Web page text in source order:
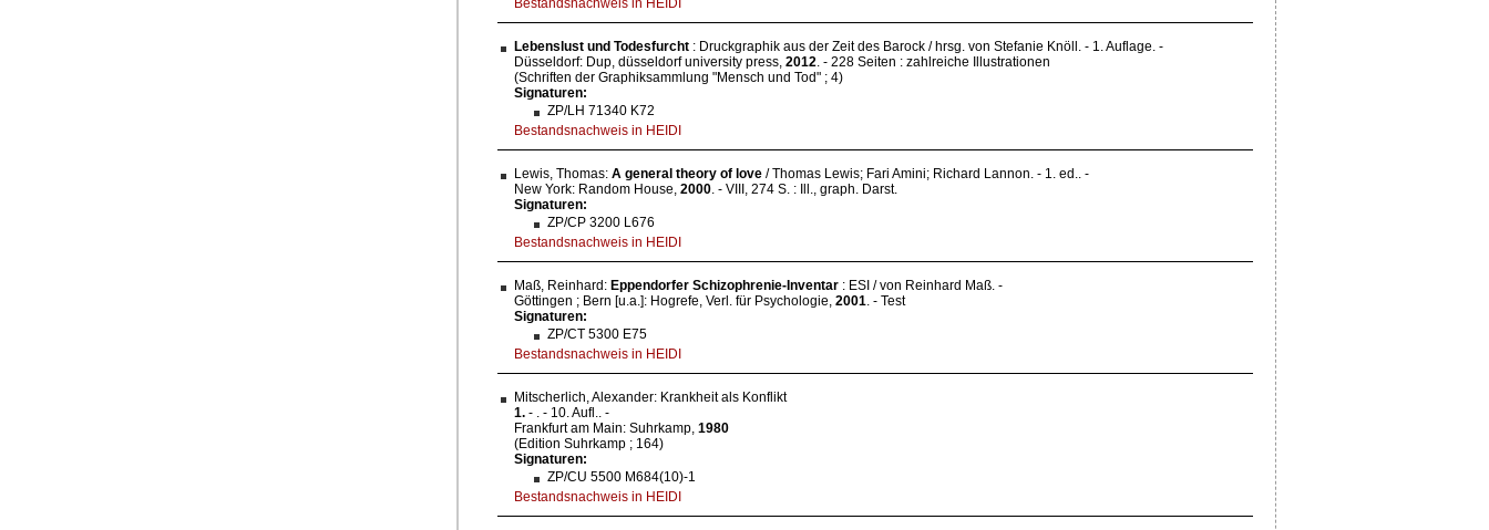
Bestandsnachweis in HEIDI
Lebenslust und Todesfurcht : Druckgraphik aus der Zeit des Barock / hrsg. von Stefanie Knöll. - 1. Auflage. -
Düsseldorf: Dup, düsseldorf university press, 2012. - 228 Seiten : zahlreiche Illustrationen
(Schriften der Graphiksammlung "Mensch und Tod" ; 4)
Signaturen:
ZP/LH 71340 K72
Bestandsnachweis in HEIDI
Lewis, Thomas: A general theory of love / Thomas Lewis; Fari Amini; Richard Lannon. - 1. ed.. -
New York: Random House, 2000. - VIII, 274 S. : Ill., graph. Darst.
Signaturen:
ZP/CP 3200 L676
Bestandsnachweis in HEIDI
Maß, Reinhard: Eppendorfer Schizophrenie-Inventar : ESI / von Reinhard Maß. -
Göttingen ; Bern [u.a.]: Hogrefe, Verl. für Psychologie, 2001. - Test
Signaturen:
ZP/CT 5300 E75
Bestandsnachweis in HEIDI
Mitscherlich, Alexander: Krankheit als Konflikt
1. - . - 10. Aufl.. -
Frankfurt am Main: Suhrkamp, 1980
(Edition Suhrkamp ; 164)
Signaturen:
ZP/CU 5500 M684(10)-1
Bestandsnachweis in HEIDI